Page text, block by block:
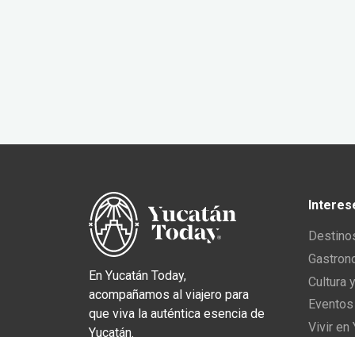
En Yucatán Today,
acompañamos al viajero para
que viva la auténtica esencia de
Yucatán.
Cultura
Vivir en